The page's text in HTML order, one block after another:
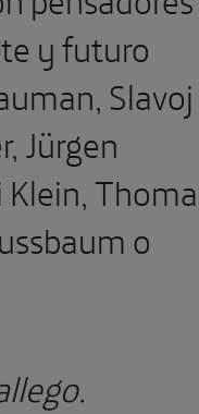
y futuro
Slavoj
Jürgen
o